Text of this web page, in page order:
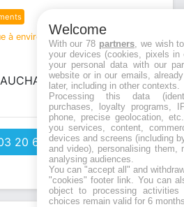
à environ 4 km de votre recherche
Boulevard d'Halluin
20 68 57 40
Welcome
With our 78 partners, we wish
your devices (cookies, pixels
your personal data with our
website or in our emails,
later, including in other contexts.
Processing this data
purchases, loyalty programs,
phone, precise geolocation,
you services, content,
devices and screens (including
and video), personalising them,
analysing audiences.
You can "accept all" and
"cookies" footer link . You can
object to processing
choices remain valid for 6